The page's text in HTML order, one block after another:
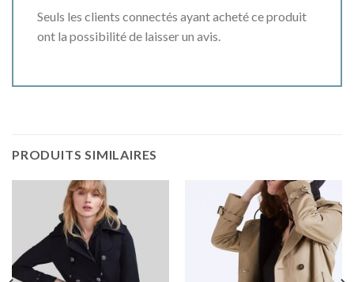
Seuls les clients connectés ayant acheté ce produit
ont la possibilité de laisser un avis.
PRODUITS SIMILAIRES